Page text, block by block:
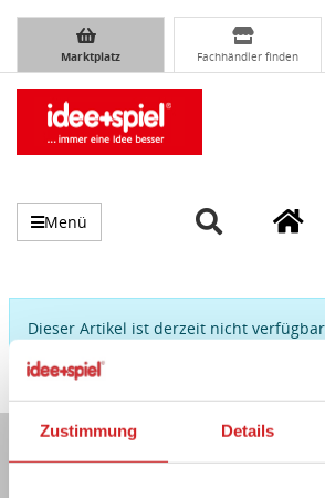
Zustimmung Details
Marktplatz Fachhändler finden
Menü
Dieser Artikel ist derzeit nicht verfügbar
Immer auf dem